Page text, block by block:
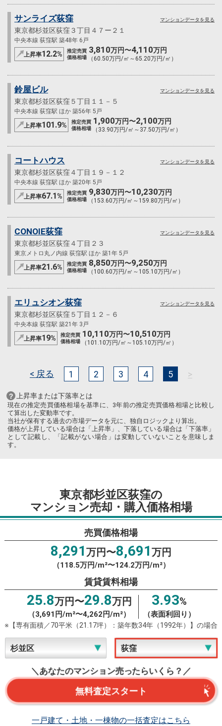
サンライズ荻窪
東京都杉並区荻窪３丁目４７ー２１
中央本線 荻窪駅 築48年 6戸
上昇率12.2%
推定売買
価格相場
3,810万円〜4,110万円
（60.50万円/㎡～65.20万円/㎡）
マンションデータを見る
鈴屋ビル
東京都杉並区荻窪５丁目１１－５
中央本線 荻窪駅 ほか 築56年 5戸
上昇率101.9%
推定売買
価格相場
1,900万円〜2,100万円
（33.90万円/㎡～37.50万円/㎡）
マンションデータを見る
コートハウス
東京都杉並区荻窪４丁目１９－１２
中央本線 荻窪駅 ほか 築20年 5戸
上昇率67.1%
推定売買
価格相場
9,830万円〜10,230万円
（153.60万円/㎡～159.80万円/㎡）
マンションデータを見る
CONOIE荻窪
東京都杉並区荻窪４丁目２３
東京メトロ丸ノ内線 荻窪駅 ほか 築1年 5戸
上昇率21.6%
推定売買
価格相場
8,850万円〜9,250万円
（100.60万円/㎡～105.10万円/㎡）
マンションデータを見る
エリュシオン荻窪
東京都杉並区荻窪５丁目１２－６
中央本線 荻窪駅 築21年 3戸
上昇率19%
推定売買
価格相場
10,110万円〜10,510万円
（101.10万円/㎡～105.10万円/㎡）
マンションデータを見る
< 戻る 1 2 3 4 5 >
上昇率または下落率とは
現在の推定売買価格相場を基準に、3年前の推定売買価格相場と比較し
て算出した変動率です。
当社が保有する過去の市場データを元に、独自ロジックより算出。
価格が上昇している場合は「上昇率」、下落している場合は「下落率」
として記載し、「記載がない場合」は変動していないことを意味しま
す。
東京都杉並区荻窪の
マンション売却・購入価格相場
売買価格相場
8,291 万円〜8,691 万円
（118.5万円/m²〜124.2万円/m²）
賃貸賃料相場
25.8万円〜29.8万円
（3,691円/m²〜4,262円/m²）
3.93%
（表面利回り）
※【専有面積／70平米（21.17坪）：築年数34年（1992年）】の場合
＼あなたのマンション売ったらいくら？／
無料査定スタート
一戸建て・土地・一棟物の一括査定はこちら